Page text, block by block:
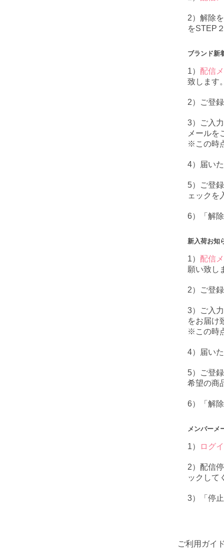
2）解除
をSTEP
ブランド新
1） 配信
致します
2）ご登
3）ご入
メールを
※この時
4）届い
5）ご登
ェックを
6）「解
新入荷お知
1） 配信
願い致し
2）ご登
3）ご入
をお届け
※この時
4）届い
5）ご登
希望の商
6）「解
メンバーメ
1） ログ
2）配信
ックして
3）「停
ご利用ガイ